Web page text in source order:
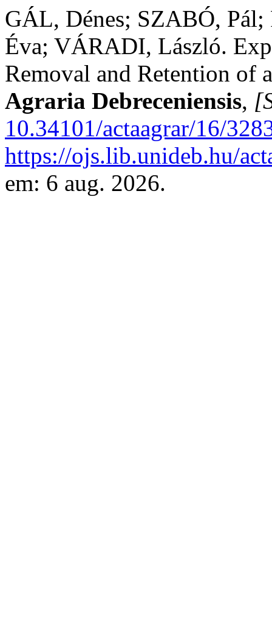
GÁL, Dénes; SZABÓ,
Éva; VÁRADI, László.
Removal and Retention of
Agraria Debreceniensis,
10.34101/actaagrar/16/
https://ojs.lib.unideb.hu/
em: 6 aug. 2026.